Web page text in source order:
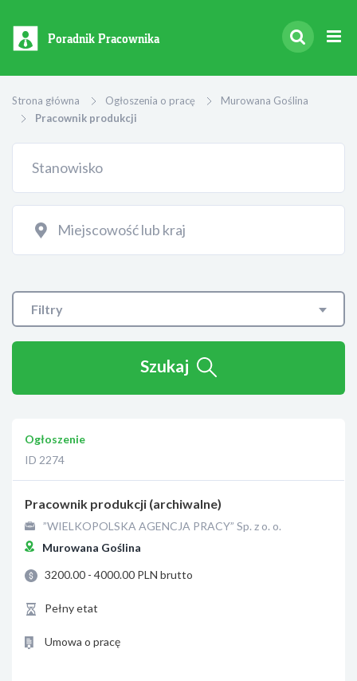
Poradnik Pracownika
Strona główna Ogłoszenia o pracę
Murowana Goślina
Pracownik produkcji
Filtry
Szukaj
Ogłoszenie
ID 2274
Pracownik produkcji (archiwalne)
”WIELKOPOLSKA AGENCJA PRACY” Sp. z o. o.
Murowana Goślina
3200.00 - 4000.00 PLN brutto
Pełny etat
Umowa o pracę